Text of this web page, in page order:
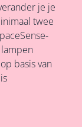
je je
twee
basis van